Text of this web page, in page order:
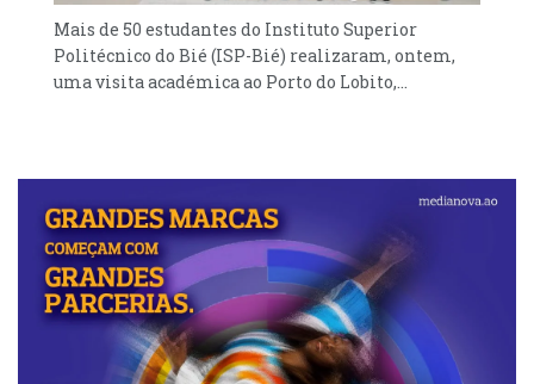
Mais de 50 estudantes do Instituto Superior
Politécnico do Bié (ISP-Bié) realizaram, ontem,
uma visita académica ao Porto do Lobito,...